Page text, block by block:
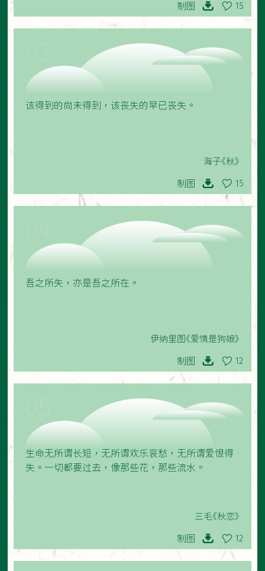
制图 15
该得到的尚未得到，该丧失的早已丧失。
海子《秋》
制图 15
吾之所失，亦是吾之所在。
伊纳里图《爱情是狗娘》
制图 12
生命无所谓长短，无所谓欢乐哀愁，无所谓爱恨得
失。一切都要过去，像那些花，那些流水。
三毛《秋恋》
制图 12